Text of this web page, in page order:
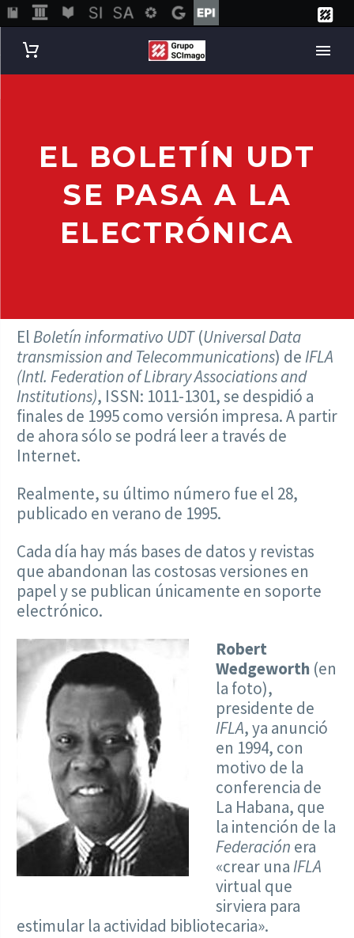
EL BOLETÍN UDT
SE PASA A LA
ELECTRÓNICA
ElBoletín informativo UDT(Universal Data
transmission and Telecommunications) deIFLA
(Intl. Federation of Library Associations and
Institutions), ISSN: 1011-1301, se despidió a
finales de 1995 como versión impresa. A partir
de ahora sólo se podrá leer a través de
Internet.
Realmente, su último número fue el 28,
publicado en verano de 1995.
Cada día hay más bases de datos y revistas
que abandonan las costosas versiones en
papel y se publican únicamente en soporte
electrónico.
Robert
Wedgeworth(en
la foto),
presidente de
IFLA, ya anunció
en 1994, con
motivo de la
conferencia de
La Habana, que
la intención de la
Federación era
«crear unaIFLA
virtual que
sirviera para
estimular la actividad bibliotecaria».